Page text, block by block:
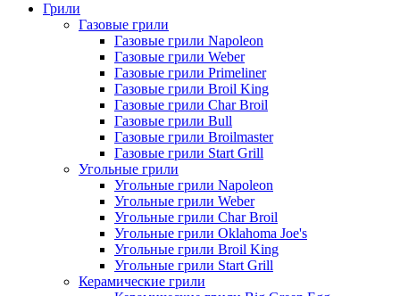
Грили
Газовые грили
Газовые грили Napoleon
Газовые грили Weber
Газовые грили Primeliner
Газовые грили Broil King
Газовые грили Char Broil
Газовые грили Bull
Газовые грили Broilmaster
Газовые грили Start Grill
Угольные грили
Угольные грили Napoleon
Угольные грили Weber
Угольные грили Char Broil
Угольные грили Oklahoma Joe's
Угольные грили Broil King
Угольные грили Start Grill
Керамические грили